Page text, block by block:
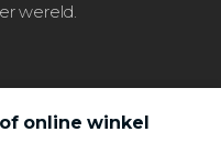
wereld.
online winkel